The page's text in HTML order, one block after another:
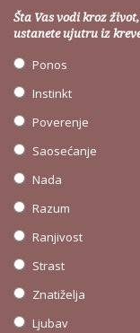
Šta Vas vodi kroz
ustanete ujutru iz
Ponos
Instinkt
Poverenje
Saosećanje
Nada
Razum
Ranjivost
Strast
Znatiželja
Ljubav